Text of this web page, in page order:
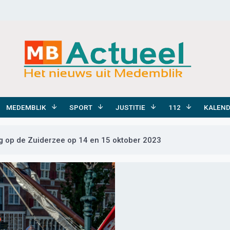
MEDEMBLIK SPORT JUSTITIE 112
op de Zuiderzee op 14 en 15 oktober 2023